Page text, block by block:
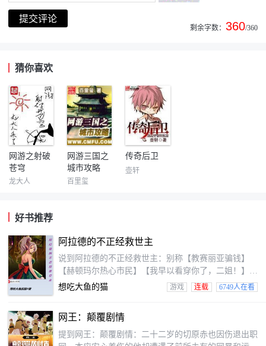
剩余字数：360/360
猜你喜欢
网游之射破
苍穹
龙大人
网游三国之
城市攻略
百里玺
传奇后卫
壶轩
好书推荐
阿拉德的不正经救世主
说到阿拉德的不正经救世主：别称【教赛丽亚骗钱】
【赫顿玛尔热心市民】【我早以看穿你了，二姐！】，
【你提莫的按历史来行么！】【给反派点面子！】野心
净！狂龙暴乱，暗黑圣战，格兰之火，所有背后的一
切，都隐藏着【哭泣之眼赫尔德】的影子，这个很大的
想吃大鱼的猫 游戏 连载 6749人在看
网王：颠覆剧情
提到网王：颠覆剧情：二十二岁的切原赤也因伤退出职